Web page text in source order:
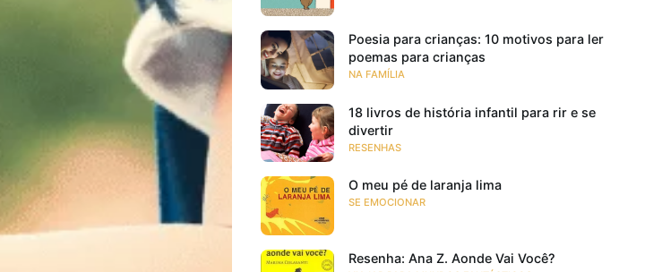
Poesia para crianças: 10 motivos para ler
poemas para crianças
NA FAMÍLIA
18 livros de história infantil para rir e se
divertir
RESENHAS
O meu pé de laranja lima
SE EMOCIONAR
Resenha: Ana Z. Aonde Vai Você?